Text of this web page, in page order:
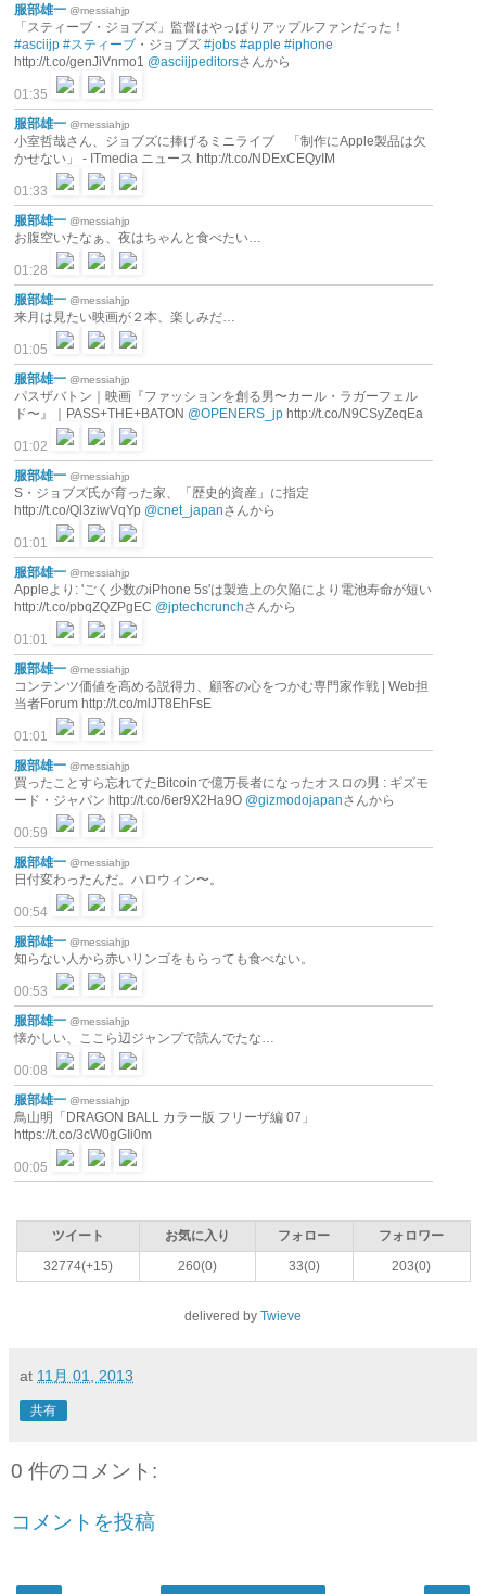
服部雄一 @messiahjp
「スティーブ・ジョブズ」監督はやっぱりアップルファンだった！
#asciijp #スティーブ ・ジョブズ #jobs #apple #iphone
http://t.co/genJiVnmo1 @asciijpeditorsさんから
01:35
服部雄一 @messiahjp
小室哲哉さん、ジョブズに捧げるミニライブ 「制作にApple製品は欠
かせない」 - ITmedia ニュース http://t.co/NDExCEQyIM
01:33
服部雄一 @messiahjp
お腹空いたなぁ、夜はちゃんと食べたい…
01:28
服部雄一 @messiahjp
来月は見たい映画が２本、楽しみだ…
01:05
服部雄一 @messiahjp
パスザバトン｜映画『ファッションを創る男〜カール・ラガーフェル
ド〜』｜PASS+THE+BATON @OPENERS_jp http://t.co/N9CSyZeqEa
01:02
服部雄一 @messiahjp
S・ジョブズ氏が育った家、「歴史的資産」に指定
http://t.co/Ql3ziwVqYp @cnet_japanさんから
01:01
服部雄一 @messiahjp
Appleより: 'ごく少数のiPhone 5s'は製造上の欠陥により電池寿命が短い
http://t.co/pbqZQZPgEC @jptechcrunchさんから
01:01
服部雄一 @messiahjp
コンテンツ価値を高める説得力、顧客の心をつかむ専門家作戦 | Web担
当者Forum http://t.co/mlJT8EhFsE
01:01
服部雄一 @messiahjp
買ったことすら忘れてたBitcoinで億万長者になったオスロの男 : ギズモ
ード・ジャパン http://t.co/6er9X2Ha9O @gizmodojapanさんから
00:59
服部雄一 @messiahjp
日付変わったんだ。ハロウィン〜。
00:54
服部雄一 @messiahjp
知らない人から赤いリンゴをもらっても食べない。
00:53
服部雄一 @messiahjp
懐かしい、ここら辺ジャンプで読んでたな…
00:08
服部雄一 @messiahjp
鳥山明「DRAGON BALL カラー版 フリーザ編 07」
https://t.co/3cW0gGIi0m
00:05
ツイート お気に入り フォロー
フォロワー
32774(+15)
260(0) 33(0) 203(0)
delivered by Twieve
at 11月 01, 2013
共有
0 件のコメント:
コメントを投稿